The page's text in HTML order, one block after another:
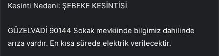
Kesinti Nedeni: ŞEBEKE KESİNTİSİ
GÜZELVADİ 90144 Sokak mevkiinde bilgimiz dahilinde
arıza vardır. En kısa sürede elektrik verilecektir.